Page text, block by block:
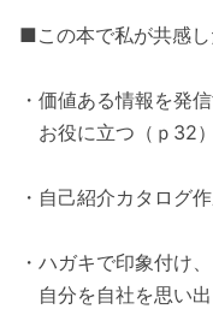
■この本で私が共感し
・価値ある情報を発
お役に立つ（ｐ32）
・自己紹介カタログ
・ハガキで印象付け、
自分を自社を思い出